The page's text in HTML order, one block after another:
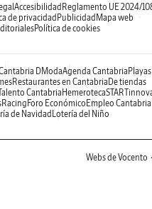
Accesibilidad Reglamento UE 2024/
de privacidad Publicidad Mapa web
Política de cookies
DModaAgenda Cantabria Playas
Restaurantes en Cantabria De tiendas
CantabriaHemeroteca
Racing Foro Económico Empleo Cantabria
de Navidad Lotería del Niño
Webs de Vocento